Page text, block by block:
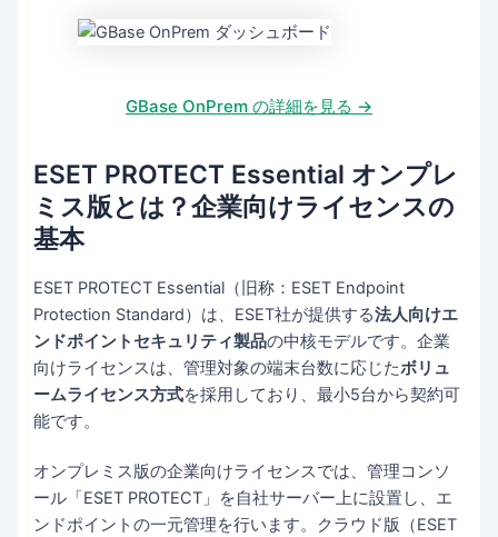
GBase OnPrem の詳細を見る →
ESET PROTECT Essential オンプレ
ミス版とは？企業向けライセンスの
基本
ESET PROTECT Essential（旧称：ESET Endpoint
Protection Standard）は、ESET社が提供する法人向けエ
ンドポイントセキュリティ製品の中核モデルです。企業
向けライセンスは、管理対象の端末台数に応じたボリュ
ームライセンス方式を採用しており、最小5台から契約可
能です。
オンプレミス版の企業向けライセンスでは、管理コンソ
ール「ESET PROTECT」を自社サーバー上に設置し、エ
ンドポイントの一元管理を行います。クラウド版（ESET